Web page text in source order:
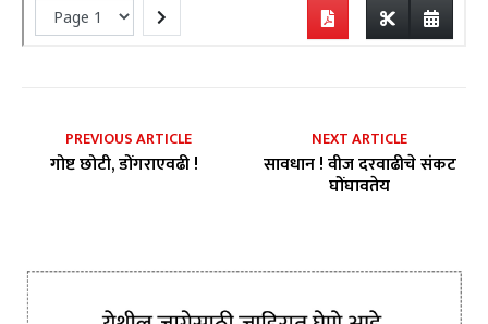
PREVIOUS ARTICLE
गोष्ट छोटी, डोंगराएवढी !
NEXT ARTICLE
सावधान ! वीज दरवाढीचे संकट
घोंघावतेय